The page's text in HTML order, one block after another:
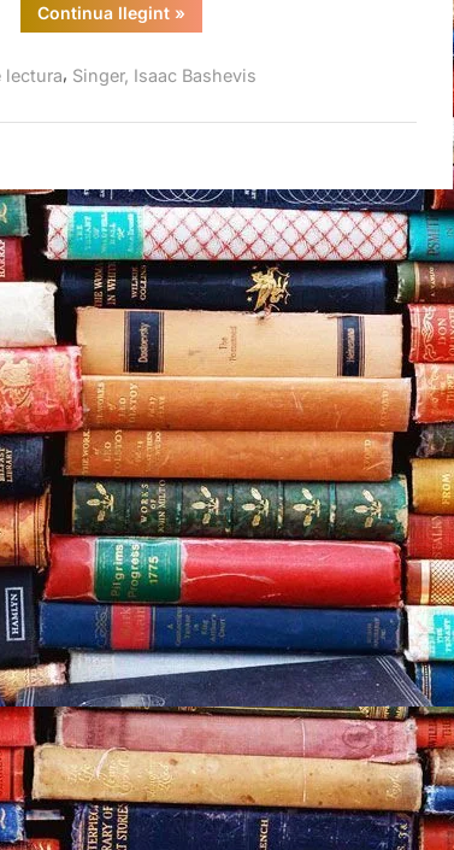
Continua llegint“Velles
veritats,
Isaac
»
lectura, Singer, Isaac Bashevis